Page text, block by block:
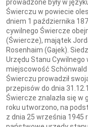
prowadzone były w
Świerczu w powiecie
dniem 1 października
cywilnego Świercze
(Świercze), majątek
Rosenhaim (Gajek).
Urzędu Stanu Cywilnego
miejscowość Schönwald
Świerczu prowadził
przepisów do dnia
Świercze znalazła się w
roku utworzono, na
z dnia 25 września 1945